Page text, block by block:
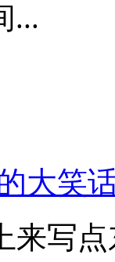
...
大笑
来写